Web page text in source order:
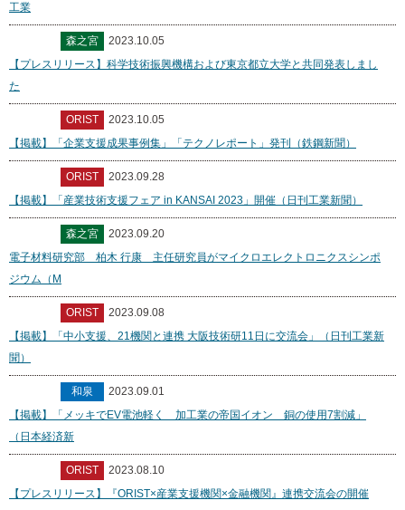
工業
森之宮
2023.10.05
【プレスリリース】科学技術振興機構および東京都立大学と共同発表しまし
た
ORIST
2023.10.05
【掲載】「企業支援成果事例集」「テクノレポート」発刊（鉄鋼新聞）
ORIST
2023.09.28
【掲載】「産業技術支援フェア in KANSAI 2023」開催（日刊工業新聞）
森之宮
2023.09.20
電子材料研究部 柏木 行康 主任研究員がマイクロエレクトロニクスシンポ
ジウム（M
ORIST
2023.09.08
【掲載】「中小支援、21機関と連携 大阪技術研11日に交流会」（日刊工業新
聞）
和泉
2023.09.01
【掲載】「メッキでEV電池軽く 加工業の帝国イオン 銅の使用7割減」
（日本経済新
ORIST
2023.08.10
【プレスリリース】『ORIST×産業支援機関×金融機関』連携交流会の開催